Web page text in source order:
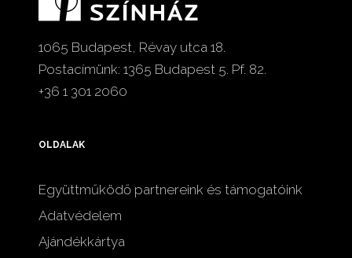
1065 Budapest, Révay utca 18.
Postacímünk: 1365 Budapest 5. Pf. 82.
+36 1 301 2060
OLDALAK
Együttműködő partnereink és támogatóink
Adatvédelem
Ajándékkártya